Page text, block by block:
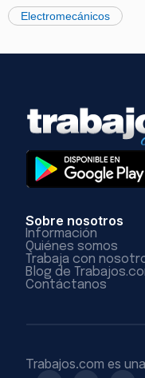
Electromecánicos
Sobre nosotros
Información
Quiénes somos
Trabaja con
Blog de
Contáctanos
Trabajos.com es